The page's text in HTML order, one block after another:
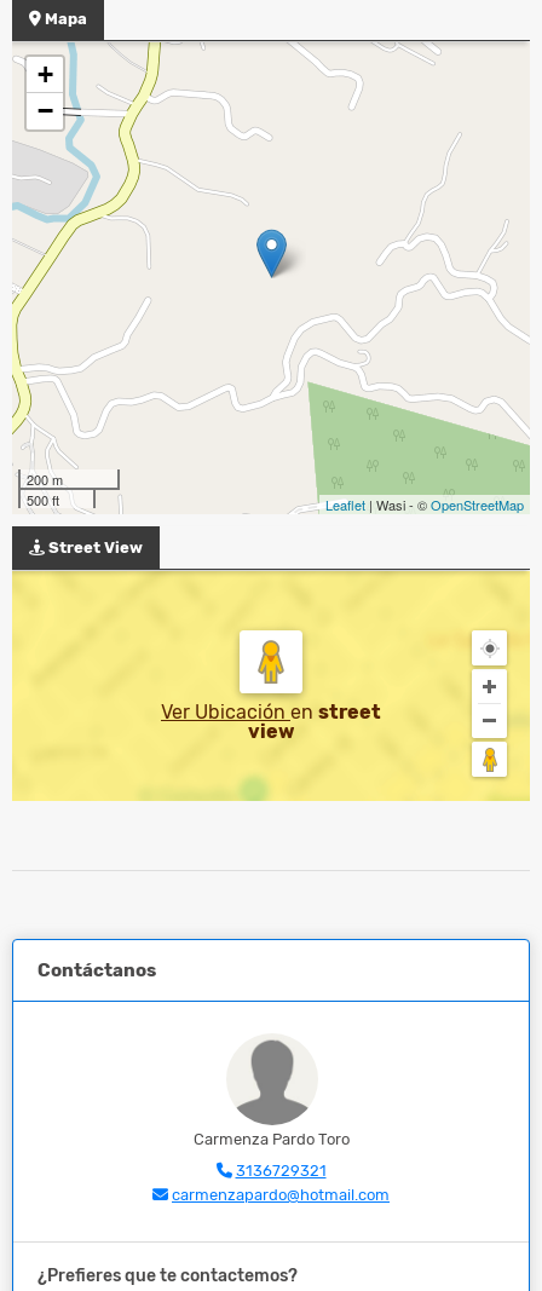
Mapa
+
−
200 m
500 ft
Leaflet | Wasi - ©OpenStreetMap
Street View
Ver Ubicación en street
view
Contáctanos
Carmenza Pardo Toro
3136729321
carmenzapardo@hotmail.com
¿Prefieres que te contactemos?